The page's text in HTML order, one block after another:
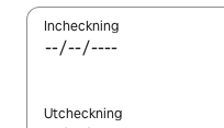
Incheckning
Utcheckning